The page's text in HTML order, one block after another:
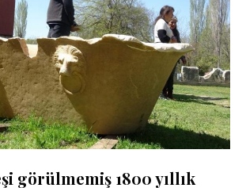
görülmemiş 1800 yıllık